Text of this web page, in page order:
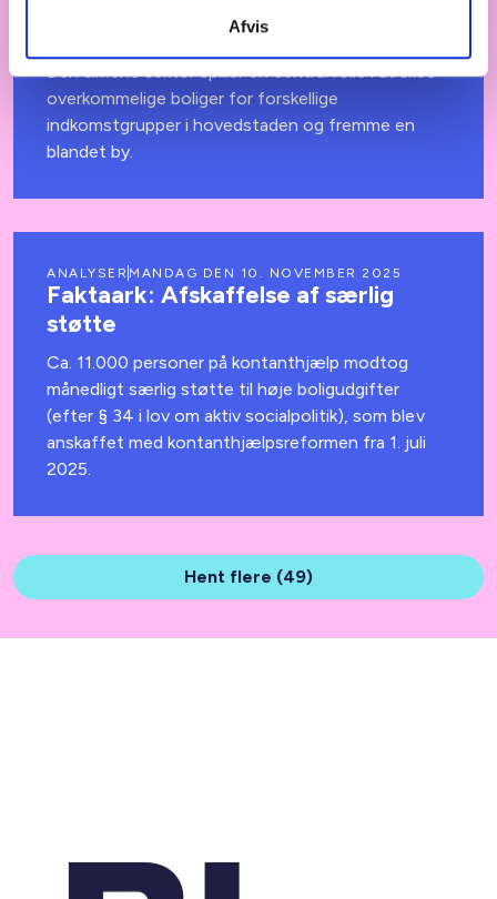
Afvis
Den almene sektor spiller en central rolle i at sikre
overkommelige boliger for forskellige
indkomstgrupper i hovedstaden og fremme en
blandet by.
ANALYSER MANDAG DEN 10. NOVEMBER 2025
Faktaark: Afskaffelse af særlig
støtte
Ca. 11.000 personer på kontanthjælp modtog
månedligt særlig støtte til høje boligudgifter
(efter § 34 i lov om aktiv socialpolitik), som blev
anskaffet med kontanthjælpsreformen fra 1. juli
2025.
Hent flere (49)